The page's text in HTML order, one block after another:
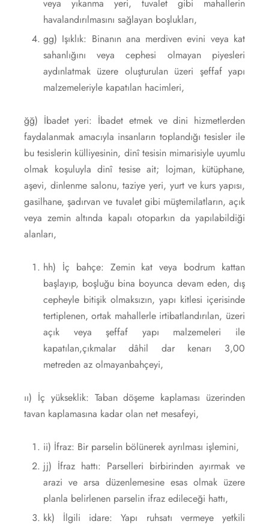
veya yıkanma yeri, tuvalet gibi mahallerin
havalandırılmasını sağlayan boşlukları,
gg) Işıklık: Binanın ana merdiven evini veya kat
sahanlığını veya cephesi olmayan piyesleri
aydınlatmak üzere oluşturulan üzeri şeffaf yapı
malzemeleriyle kapatılan hacimleri,
ğğ) İbadet yeri: İbadet etmek ve dini hizmetlerden
faydalanmak amacıyla insanların toplandığı tesisler ile
bu tesislerin külliyesinin, dinî tesisin mimarisiyle uyumlu
olmak koşuluyla dinî tesise ait; lojman, kütüphane,
aşevi, dinlenme salonu, taziye yeri, yurt ve kurs yapısı,
gasilhane, şadırvan ve tuvalet gibi müştemilatların, açık
veya zemin altında kapalı otoparkın da yapılabildiği
alanları,
hh) İç bahçe: Zemin kat veya bodrum kattan
başlayıp, boşluğu bina boyunca devam eden, dış
cepheyle bitişik olmaksızın, yapı kitlesi içerisinde
tertiplenen, ortak mahallerle irtibatlandırılan, üzeri
açık veya şeffaf yapı malzemeleri ile
kapatılan,çıkmalar dâhil dar kenarı 3,00
metreden az olmayanbahçeyi,
ıı) İç yükseklik: Taban döşeme kaplaması üzerinden
tavan kaplamasına kadar olan net mesafeyi,
ii) İfraz: Bir parselin bölünerek ayrılması işlemini,
jj) İfraz hattı: Parselleri birbirinden ayırmak ve
arazi ve arsa düzenlemesine esas olmak üzere
planla belirlenen parselin ifraz edileceği hattı,
kk) İlgili idare: Yapı ruhsatı vermeye yetkili